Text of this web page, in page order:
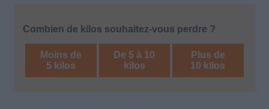
Combien de kilos souhaitez-vous perdre ?
Moins de
5 kilos
De 5 à 10
kilos
Plus de
10 kilos